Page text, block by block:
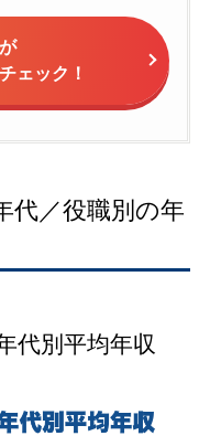
ェック！
代／役職別の年
代別平均年収